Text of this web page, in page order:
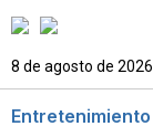
8 de agosto de 2026
Entretenimiento